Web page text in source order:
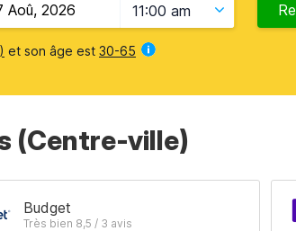
11:00 am
et son âge est 30-65
(Сentre-ville)
Budget
Très bien 8,5 / 3 avis